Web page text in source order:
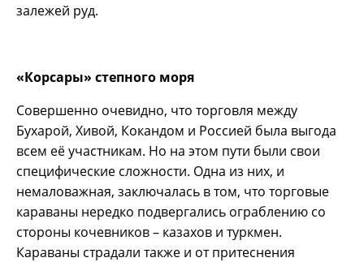
залежей руд.
«Корсары» степного моря
Совершенно очевидно, что торговля между
Бухарой, Хивой, Кокандом и Россией была выгода
всем её участникам. Но на этом пути были свои
специфические сложности. Одна из них, и
немаловажная, заключалась в том, что торговые
караваны нередко подвергались ограблению со
стороны кочевников – казахов и туркмен.
Караваны страдали также и от притеснения